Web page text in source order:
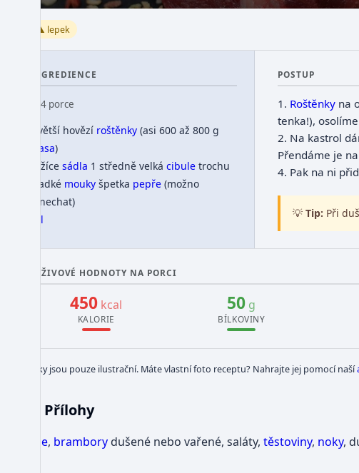
⚠️ lepek
INGREDIENCE
👥 4 porce
4 větší hovězí roštěnky(asi 600 až 800 g
masa)
1 lžíce sádla 1 středně velká cibule trochu
hladké mouky špetka pepře(možno
vynechat)
sůl
POSTUP
1. Roštěnkyna
tenka!),
2. Na kastrol
Přendáme je na
4. Pak na ni
💡Tip: Při
VÝŽIVOVÉ HODNOTY NA PORCI
450 kcal
KALORIE
50 g
BÍLKOVINY
Obrázky jsou pouze ilustrační. Máte vlastní foto receptu? Nahrajte jej pomocí naší
Přílohy
Rýže, brambory dušené nebo vařené, saláty, těstoviny, noky,